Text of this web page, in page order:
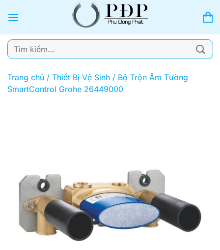
qua
dung
Tìm
kiếm:
Trang chủ / Thiết Bị Vệ Sinh / Bộ Trộn Âm Tường
SmartControl Grohe 26449000